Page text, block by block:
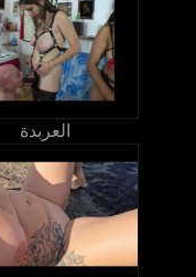
العربدة